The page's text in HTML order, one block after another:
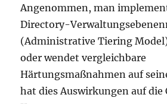
Angenommen, man
Directory-
(Administrative Tiering
oder wendet vergleichbare
Härtungsmaßnahmen auf
hat dies Auswirkungen auf die